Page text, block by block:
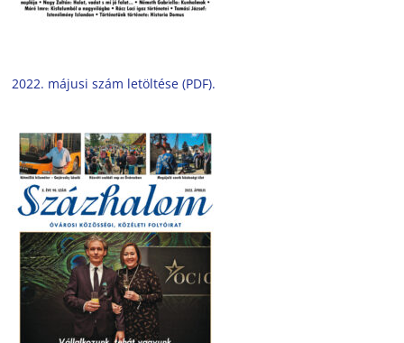
2022. májusi szám letöltése (PDF).